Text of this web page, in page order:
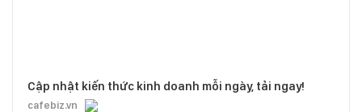
Cập nhật kiến thức kinh doanh mỗi ngày, tải ngay!
cafebiz.vn